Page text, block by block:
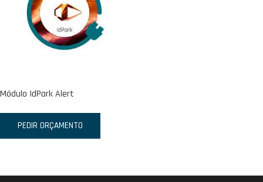
Módulo IdPark Alert
PEDIR ORÇAMENTO